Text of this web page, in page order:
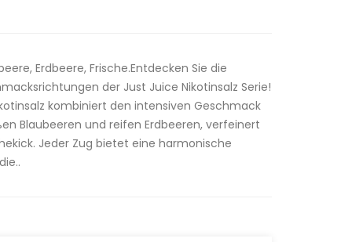
Erdbeere, Frische.Entdecken Sie die
der Just Juice Nikotinsalz Serie!
kombiniert den intensiven Geschmack
Blaubeeren und reifen Erdbeeren, verfeinert
Jeder Zug bietet eine harmonische